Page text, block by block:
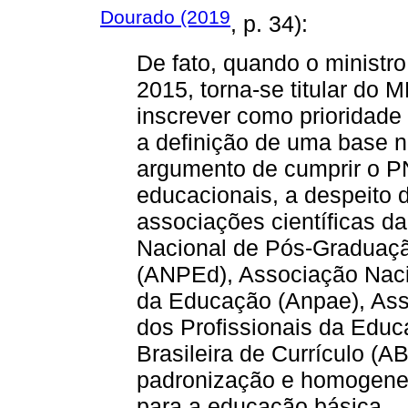
Dourado (2019, p. 34):
De fato, quando o
2015, torna-se titular do
inscrever como
a definição de uma base
argumento de cumprir o
educacionais, a despeito
associações científicas
Nacional de Pós-
(ANPEd), Associação
da Educação (Anpae),
dos Profissionais da
Brasileira de Currículo
padronização e